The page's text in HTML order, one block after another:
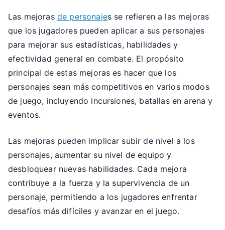
Las mejoras de personajes se refieren a las mejoras
que los jugadores pueden aplicar a sus personajes
para mejorar sus estadísticas, habilidades y
efectividad general en combate. El propósito
principal de estas mejoras es hacer que los
personajes sean más competitivos en varios modos
de juego, incluyendo incursiones, batallas en arena y
eventos.
Las mejoras pueden implicar subir de nivel a los
personajes, aumentar su nivel de equipo y
desbloquear nuevas habilidades. Cada mejora
contribuye a la fuerza y la supervivencia de un
personaje, permitiendo a los jugadores enfrentar
desafíos más difíciles y avanzar en el juego.